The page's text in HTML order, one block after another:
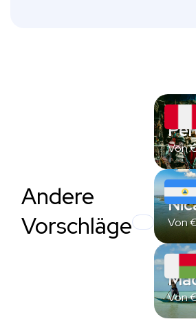
Andere
Vorschläge
Von
Von
Von